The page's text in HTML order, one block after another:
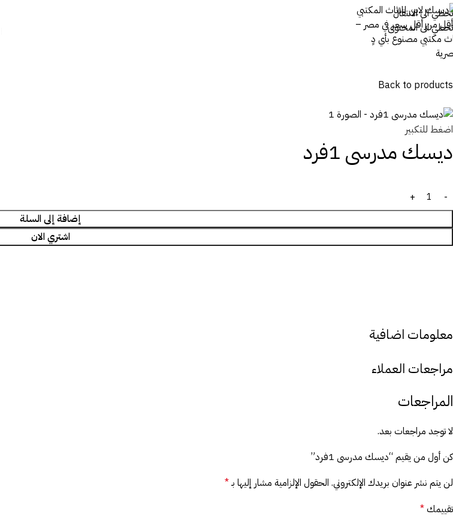
تخطي الى الانتقال
تخطي الى المحتوى
Back to products
اضغط للتكبير
ديسك مدرسى 1فرد
إضافة إلى السلة
اشتري الان
معلومات اضافية
مراجعات العملاء
المراجعات
لا توجد مراجعات بعد.
كن أول من يقيم “ديسك مدرسى 1فرد”
لن يتم نشر عنوان بريدك الإلكتروني. الحقول الإلزامية مشار إليها بـ*
تقييمك*